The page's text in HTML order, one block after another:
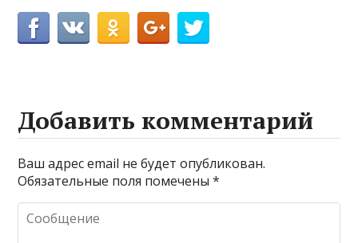
Добавить комментарий
Ваш адрес email не будет опубликован.
Обязательные поля помечены*